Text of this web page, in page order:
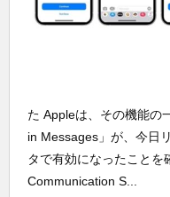
た Appleは、その機能の
in Messages」が、今日
タで有効になったことを
Communication S...